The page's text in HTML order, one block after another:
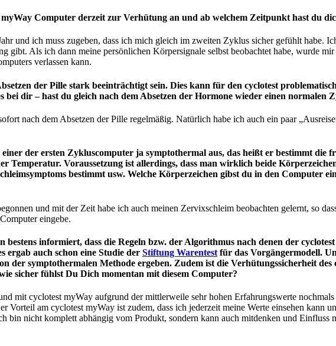
Computer derzeit zur Verhütung an und ab welchem Zeitpunkt hast du
und ich muss zugeben, dass ich mich gleich im zweiten Zyklus sicher gefühlt habe.
gibt. Als ich dann meine persönlichen Körpersignale selbst beobachtet habe, wurde
verlassen kann.
der Pille stark beeinträchtigt sein. Dies kann für den cyclotest
bei dir – hast du gleich nach dem Absetzen der Hormone wieder einen normalen
nach dem Absetzen der Pille regelmäßig. Natürlich habe ich auch ein paar
der ersten Zykluscomputer ja symptothermal aus, das heißt er bestimmt
Temperatur. Voraussetzung ist allerdings, dass man wirklich beide
bestimmt usw. Welche Körperzeichen gibst du in den Computer
und mit der Zeit habe ich auch meinen Zervixschleim beobachten gelernt, so
eingebe.
bestens informiert, dass die Regeln bzw. der Algorithmus nach denen der
ergab auch schon eine Studie der Stiftung Warentest für das Vorgängermodell.
der symptothermalen Methode ergeben. Zudem ist die Verhütungssicherheit
sicher fühlst Du Dich momentan mit diesem Computer?
mit cyclotest myWay aufgrund der mittlerweile sehr hohen Erfahrungswerte
Vorteil am cyclotest myWay ist zudem, dass ich jederzeit meine Werte einsehen kann
bin nicht komplett abhängig vom Produkt, sondern kann auch mitdenken und